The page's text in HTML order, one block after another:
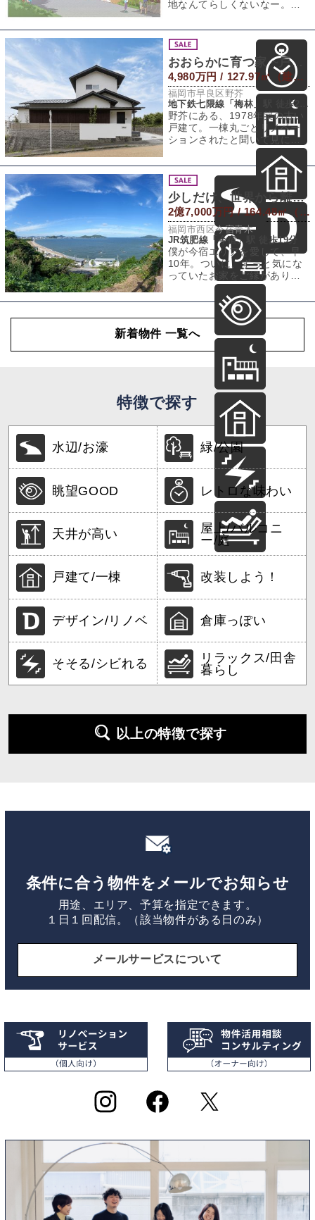
地なんてらしくないなー。」
が、コンセプトが
おおらかに育つ家 ~戸建てリノベ~
4,980万円 / 127.97㎡（建物） 256.74㎡（敷地）
福岡市早良区野芥
地下鉄七隈線「梅林」駅 徒歩20分
野芥にある、1978年築の古い
戸建て。一棟丸ごとリノベー
ションされたと聞いて見に行
ったのですが、なんとも居心
地がよくて、
少しだけ、世界から離れる
2億7,000万円 / 164.48㎡（建物） 2,359.97㎡（敷地）
福岡市西区今宿青木
JR筑肥線「今宿」駅 徒歩19分
僕が今宿エリアを愛して、早
10年。ついに、ずっと気にな
っていたお家をご縁があり、
ご紹介できることになりまし
た。高嶺の花、
新着物件 一覧へ
特徴で探す
水辺/お濠 緑/公園
眺望GOOD レトロな味わい
天井が高い
屋上/バルコニ
ー/庭
戸建て/一棟 改装しよう！
デザイン/リノベ 倉庫っぽい
そそる/シビれる
リラックス/田舎
暮らし
以上の特徴で探す
条件に合う物件をメールでお知らせ
用途、エリア、予算を指定できます。
１日１回配信。（該当物件がある日のみ）
メールサービスについて